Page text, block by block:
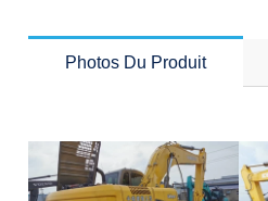
Photos Du Produit